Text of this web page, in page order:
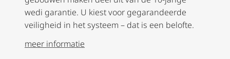
wedi garantie. U kiest voor gegarandeerde
veiligheid in het systeem – dat is een belofte.
meer informatie